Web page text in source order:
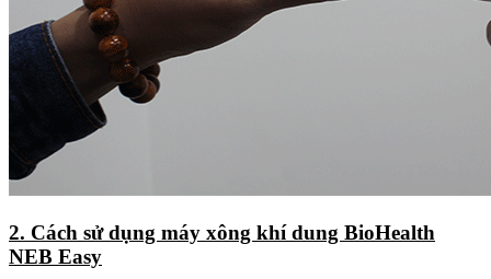
2. Cách sử dụng máy xông khí dung BioHealth
NEB Easy